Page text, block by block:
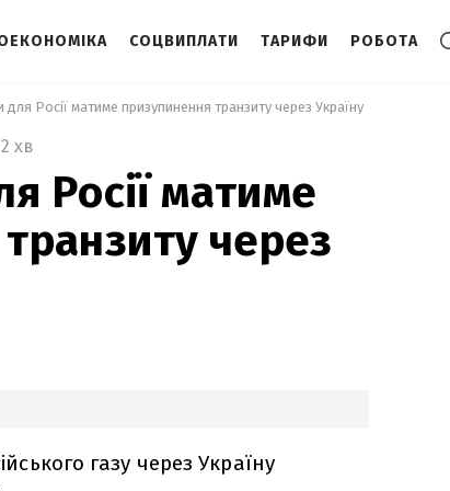
СОЦВИПЛАТИ ТАРИФИ РОБОТА
для Росії матиме призупинення транзиту через Україну
2 хв
Росії матиме
через
газу через Україну